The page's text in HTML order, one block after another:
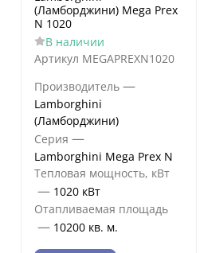
(Ламборджини) Mega Prex
N 1020
В наличии
Артикул MEGAPREXN1020
Производитель —
Lamborghini
(Ламборджини)
Серия —
Lamborghini Mega Prex N
Тепловая мощность, кВт
— 1020 кВт
Отапливаемая площадь
— 10200 кв. м.